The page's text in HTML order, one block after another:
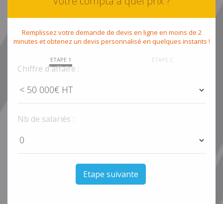
Remplissez votre demande de devis en ligne en moins de 2
minutes et obtenez un devis personnalisé en quelques instants !
ETAPE 1 ETAPE 2
Chiffre d'affaire :
Nb de salariés :
Etape suivante